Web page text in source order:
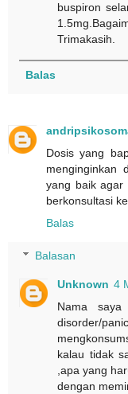
buspiron
Trimakasih.
Balas
Dosis yang
menginginkan
yang baik agar
berkonsultasi
Balas
Balasan
Unknown 4
Nama
disorder/
kalau tidak
,apa yang
dengan